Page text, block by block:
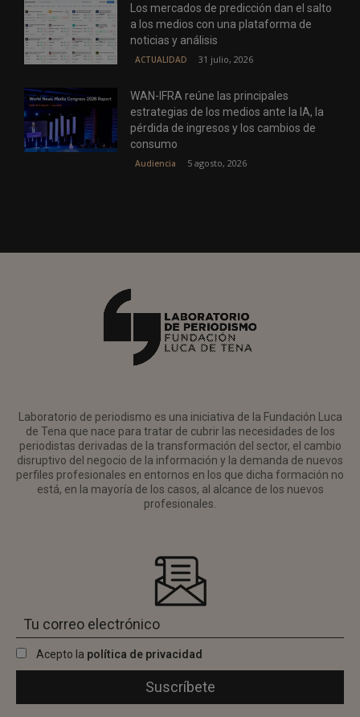
Los mercados de predicción dan el salto
a los medios con una plataforma de
noticias y análisis
ACTUALIDAD 31 julio, 2026
WAN-IFRA reúne las principales
estrategias de los medios ante la IA, la
pérdida de ingresos y los cambios de
consumo
Audiencia 5 agosto, 2026
Laboratorio de periodismo es una iniciativa de la Fundación Luca
de Tena que nace para tratar de cubrir las necesidades de los
periodistas derivadas de la transformación del sector, el cambio
disruptivo del negocio de la información y la demanda de nuevos
perfiles profesionales en entornos en los que dicha formación no
está, en la mayoría de los casos, al alcance de los nuevos
profesionales.
Acepto la política de privacidad